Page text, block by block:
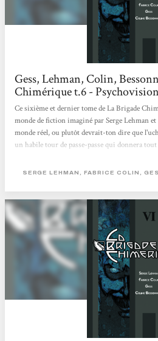
Gess, Lehman, Colin,
Chimérique t.6 - Psychovision
Ce sixième et dernier tome de La Brigade
monde de fiction imaginé par Serge Lehman
monde réel, ou plutôt devrait-ton dire que
un habile tour de passe-passe qui donnera
contient déjà beaucoup, même si la dernière
super-héros européens. Et...
SERGE LEHMAN, FABRICE COLIN,